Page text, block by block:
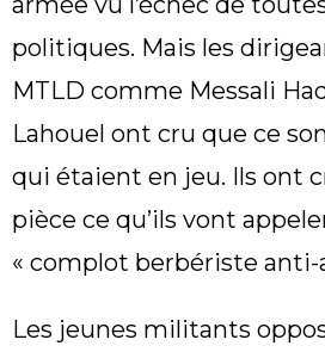
politiques. Mais les
MTLD comme Messali
Lahouel ont cru que ce
qui étaient en jeu. Ils ont
pièce ce qu’ils vont
« complot berbériste anti-
Les jeunes militants